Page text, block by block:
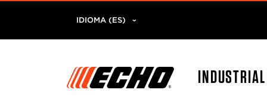
IDIOMA (ES)